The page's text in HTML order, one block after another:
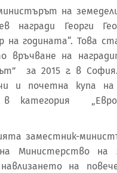
на
награди Георги
на годината“. Това
връчване на
за 2015 г. в
и почетна купа
в категория
заместник-
Министерство на
на